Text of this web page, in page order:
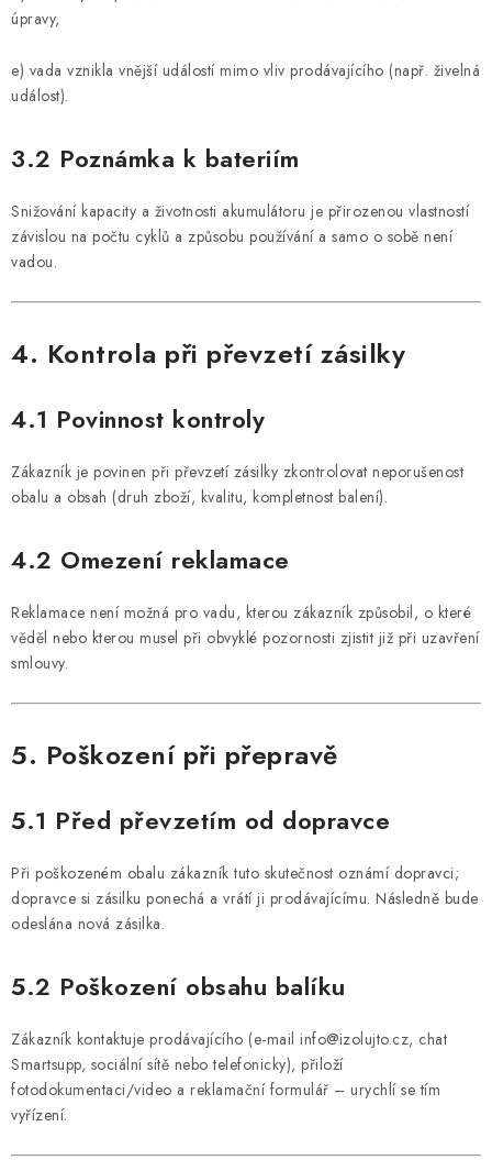
úpravy,
e) vada vznikla vnější událostí mimo vliv prodávajícího (např. živelná
událost).
3.2 Poznámka k bateriím
Snižování kapacity a životnosti akumulátoru je přirozenou vlastností
závislou na počtu cyklů a způsobu používání a samo o sobě není
vadou.
4. Kontrola při převzetí zásilky
4.1 Povinnost kontroly
Zákazník je povinen při převzetí zásilky zkontrolovat neporušenost
obalu a obsah (druh zboží, kvalitu, kompletnost balení).
4.2 Omezení reklamace
Reklamace není možná pro vadu, kterou zákazník způsobil, o které
věděl nebo kterou musel při obvyklé pozornosti zjistit již při uzavření
smlouvy.
5. Poškození při přepravě
5.1 Před převzetím od dopravce
Při poškozeném obalu zákazník tuto skutečnost oznámí dopravci;
dopravce si zásilku ponechá a vrátí ji prodávajícímu. Následně bude
odeslána nová zásilka.
5.2 Poškození obsahu balíku
Zákazník kontaktuje prodávajícího (e-mail info@izolujto.cz, chat
Smartsupp, sociální sítě nebo telefonicky), přiloží
fotodokumentaci/video a reklamační formulář – urychlí se tím
vyřízení.